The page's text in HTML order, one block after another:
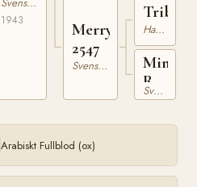
1943
Merry
2547
Svensk Varmblodig Ridhäst
Tribun
Hannoveranare
RÄSK
1890
Svensk Varmblodig Ridhäst
Arabiskt Fullblod (ox)